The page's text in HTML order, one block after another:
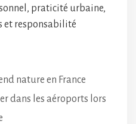
praticité urbaine,
et responsabilité
nature en France
dans les aéroports lors